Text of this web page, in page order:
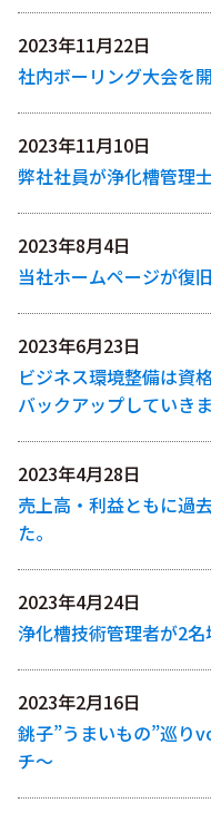
2023年11月22日
社内ボーリング大会を
2023年11月10日
弊社社員が浄化槽管理
2023年8月4日
当社ホームページが復
2023年6月23日
ビジネス環境整備は資
バックアップしていきま
2023年4月28日
売上高・利益ともに過
た。
2023年4月24日
浄化槽技術管理者が2名
2023年2月16日
銚子”うまいもの”巡り
チ〜